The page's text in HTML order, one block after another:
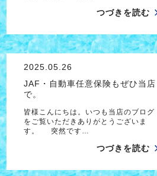
つづきを読む
2025.05.26
JAF・自動車任意保険もぜひ当店
で。
皆様こんにちは。いつも当店のブログ
をご覧いただきありがとうございま
す。 突然です…
つづきを読む